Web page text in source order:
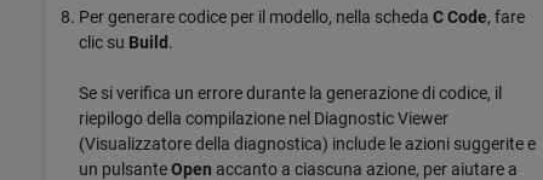
Per generare codice per il modello, nella scheda C Code, fare
clic su Build .
Se si verifica un errore durante la generazione di codice, il
riepilogo della compilazione nel Diagnostic Viewer
(Visualizzatore della diagnostica) include le azioni suggerite e
un pulsanteOpen accanto a ciascuna azione, per aiutare a